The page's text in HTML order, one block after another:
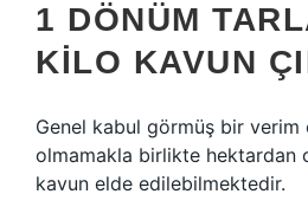
1 DÖNÜM
KILO KAVUN
Genel kabul görmüş bir verim
olmamakla birlikte hektardan
kavun elde edilebilmektedir.